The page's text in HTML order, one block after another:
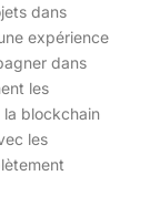
dans
expérience
dans
les
la blockchain
les